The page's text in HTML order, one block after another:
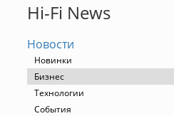
Hi-Fi News
Новости
Новинки
Бизнес
Технологии
События